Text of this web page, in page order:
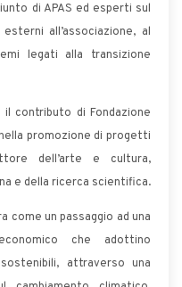
di APAS ed esperti sul
all’associazione, al
legati alla transizione
contributo di Fondazione
promozione di progetti
dell’arte e cultura,
e della ricerca scientifica.
come un passaggio ad una
che adottino
attraverso una